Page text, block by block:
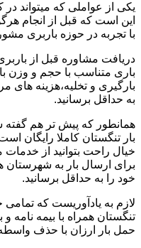
یکی از عواملی که میتواند
این است که قبل از انجام
با تجربه در حوزه باربری
دریافت مشاوره قبل از
باری متناسب با حجم و وزن
بارگیری و تخلیه،هزینه های
به حداقل برسانید.
همانطور که پیش تر هم
بار تنگستان کاملا رایگان
خیال راحت بتوانید از
برای ارسال بار به شهرستان
خود را به حداقل برسانید.
لازم به یادآوریست که
تنگستان همراه با بیمه نامه
حمل بار ارزان با حذف